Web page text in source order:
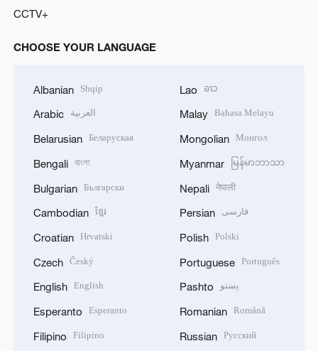
CCTV+
CHOOSE YOUR LANGUAGE
Albanian Shqip
Arabic العربية
Belarusian Беларуская
Bengali বাংলা
Bulgarian Български
Cambodian ខ្មែរ
Croatian Hrvatski
Czech Český
English English
Esperanto Esperanto
Filipino Filipino
Lao ລາວ
Malay Bahasa Melayu
Mongolian Монгол
Myanmar မြန်မာဘာသာ
Nepali नेपाली
Persian فارسی
Polish Polski
Portuguese Português
Pashto پښتو
Romanian Română
Russian Русский